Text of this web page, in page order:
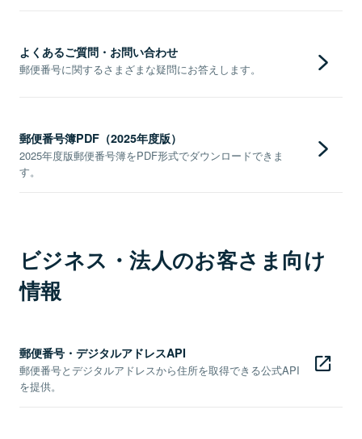
よくあるご質問・お問い合わせ
郵便番号に関するさまざまな疑問にお答えします。
郵便番号簿PDF（2025年度版）
2025年度版郵便番号簿をPDF形式でダウンロードできま
す。
ビジネス・法人のお客さま向け
情報
郵便番号・デジタルアドレスAPI
郵便番号とデジタルアドレスから住所を取得できる公式API
を提供。